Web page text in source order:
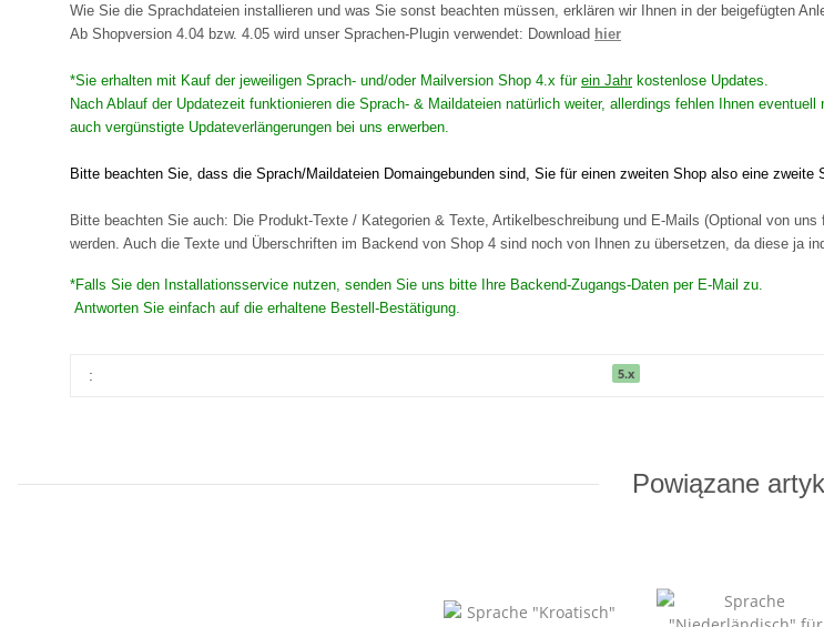
Wie Sie die Sprachdateien installieren und was Sie sonst beachten müssen, erklären wir Ihnen in der beigefügten
Ab Shopversion 4.04 bzw. 4.05 wird unser Sprachen-Plugin verwendet: Download hier
*Sie erhalten mit Kauf der jeweiligen Sprach- und/oder Mailversion Shop 4.x für ein Jahrkostenlose Updates.
Nach Ablauf der Updatezeit funktionieren die Sprach- & Maildateien natürlich weiter, allerdings fehlen Ihnen
auch vergünstigte Updateverlängerungen bei uns erwerben.
Bitte beachten Sie, dass die Sprach/Maildateien Domaingebunden sind, Sie für einen zweiten Shop also eine zweite
Bitte beachten Sie auch: Die Produkt-Texte / Kategorien & Texte, Artikelbeschreibung und E-Mails (Optional von
werden. Auch die Texte und Überschriften im Backend von Shop 4 sind noch von Ihnen zu übersetzen, da diese ja
*Falls Sie den Installationsservice nutzen, senden Sie uns bitte Ihre Backend-Zugangs-Daten per E-Mail zu.
Antworten Sie einfach auf die erhaltene Bestell-Bestätigung.
: 5.x
Powiązane